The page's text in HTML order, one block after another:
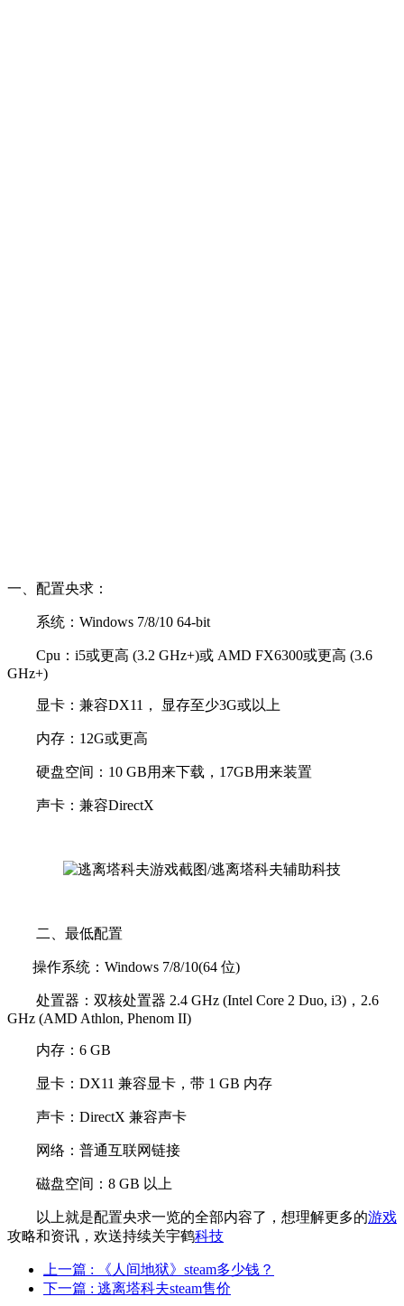
一、配置央求：
系统：Windows 7/8/10 64-bit
Cpu：i5或更高 (3.2 GHz+)或 AMD FX6300或更高 (3.6
GHz+)
显卡：兼容DX11， 显存至少3G或以上
内存：12G或更高
硬盘空间：10 GB用来下载，17GB用来装置
声卡：兼容DirectX
二、最低配置
操作系统：Windows 7/8/10(64 位)
处置器：双核处置器 2.4 GHz (Intel Core 2 Duo, i3)，2.6
GHz (AMD Athlon, Phenom II)
内存：6 GB
显卡：DX11 兼容显卡，带 1 GB 内存
声卡：DirectX 兼容声卡
网络：普通互联网链接
磁盘空间：8 GB 以上
以上就是配置央求一览的全部内容了，想理解更多的游戏
攻略和资讯，欢送持续关宇鹤科技
上一篇 : 《人间地狱》steam多少钱？
下一篇 : 逃离塔科夫steam售价